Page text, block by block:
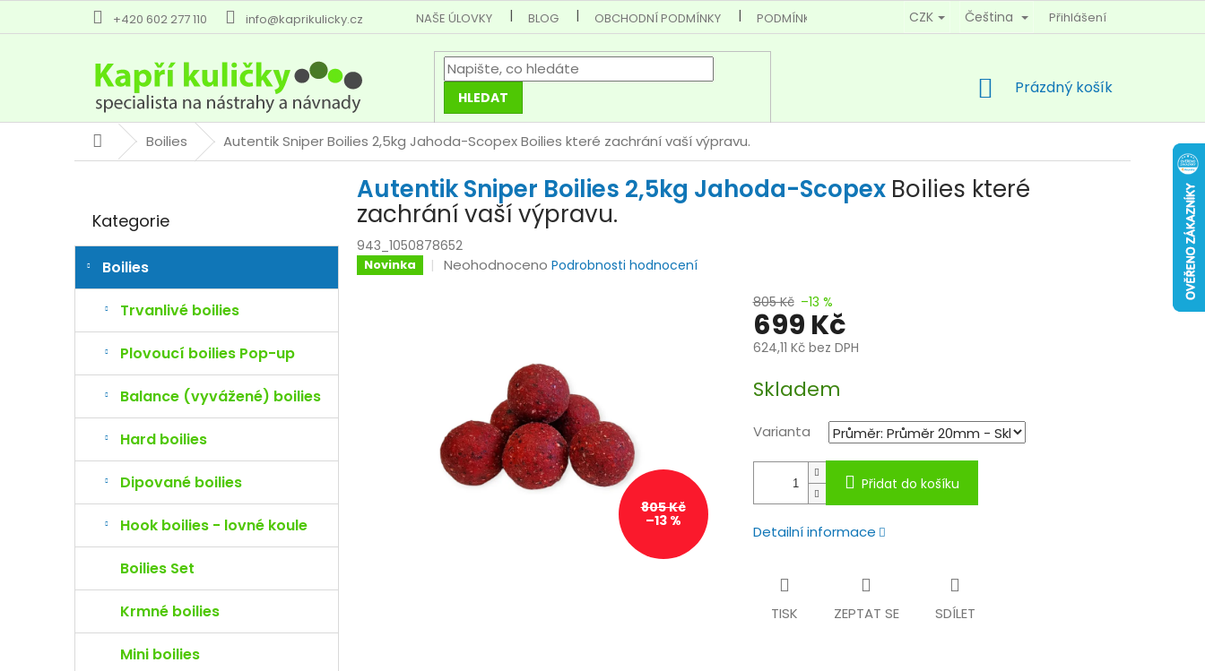
+420 602 277 110 info@kaprikulicky.cz NAŠE ÚLOVKY BLOG OBCHODNÍ PODMÍNKY PODMÍNKY OCHRANY OSOBNÍCH ÚDAJŮ KONTAKTY
CZK Čeština Přihlášení
HLEDAT
NÁKUPNÍ
Prázdný košík
DomůBoilies Autentik Sniper Boilies 2,5kg Jahoda-ScopexBoilies které zachrání vaší výpravu.
r
n
í
l
kategorie
Kategorie
Boilies
Trvanlivé boilies
Plovoucí boilies Pop-up
Balance (vyvážené) boilies
Hard boilies
Dipované boilies
Hook boilies - lovné koule
Boilies Set
Krmné boilies
Mini boilies
Autentik Sniper Boilies 2,5kg Jahoda-Scopex Boilies které
zachrání vaší výpravu.
943_1050878652
Novinka
Průměrné
hvězdiček.
Neohodnoceno Podrobnosti hodnocení
805 Kč
–13 %
805 Kč –13 %
699 Kč
624,11 Kč bez DPH
cena:
Skladem
Varianta
Přidat do košíku
Detailní informace
TISK ZEPTAT SE SDÍLET